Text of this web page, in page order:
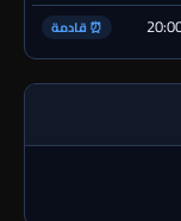
⏰ قادمة